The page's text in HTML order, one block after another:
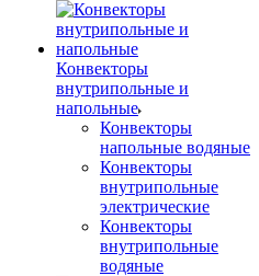
Конвекторы
внутрипольные и
напольные
Конвекторы
напольные водяные
Конвекторы
внутрипольные
электрические
Конвекторы
внутрипольные
водяные